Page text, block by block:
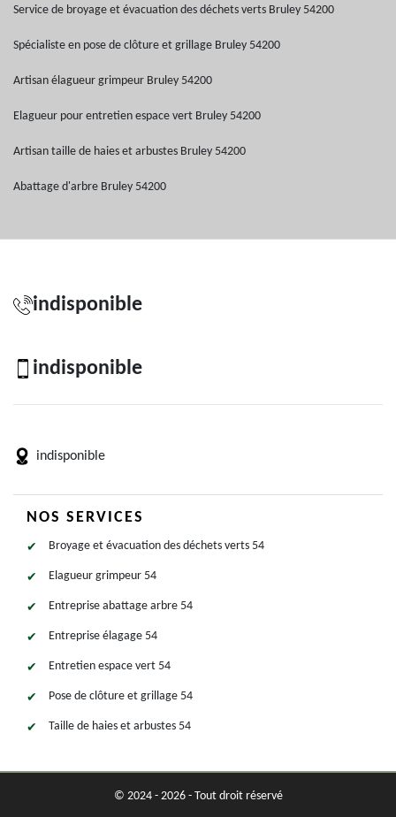
Service de broyage et évacuation des déchets verts Bruley 54200
Spécialiste en pose de clôture et grillage Bruley 54200
Artisan élagueur grimpeur Bruley 54200
Elagueur pour entretien espace vert Bruley 54200
Artisan taille de haies et arbustes Bruley 54200
Abattage d'arbre Bruley 54200
indisponible
indisponible
indisponible
NOS SERVICES
Broyage et évacuation des déchets verts 54
Elagueur grimpeur 54
Entreprise abattage arbre 54
Entreprise élagage 54
Entretien espace vert 54
Pose de clôture et grillage 54
Taille de haies et arbustes 54
© 2024 - 2026 - Tout droit réservé